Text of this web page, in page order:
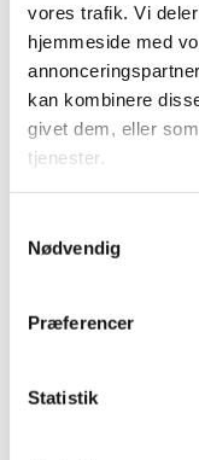
vores trafik. Vi
hjemmeside med
kan kombinere
givet dem, eller
tjenester.
Nødvendig
Præferencer
Statistik
Gratis
gulve og
Susie fra
med
gøre selv.